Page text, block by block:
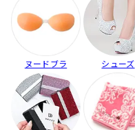
ヌードブラ シューズ